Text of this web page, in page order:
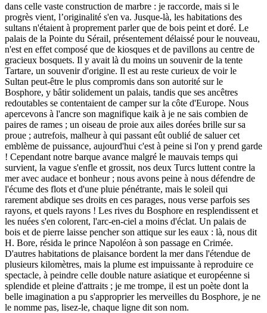
dans celle vaste construction de marbre : je raccorde, mais si le
progrès vient, l’originalité s'en va. Jusque-là, les habitations des
sultans n'étaient à proprement parler que de bois peint et doré. Le
palais de la Pointe du Sérail, présentement délaissé pour le nouveau,
n'est en effet composé que de kiosques et de pavillons au centre de
gracieux bosquets. Il y avait là du moins un souvenir de la tente
Tartare, un souvenir d'origine. Il est au reste curieux de voir le
Sultan peut-être le plus compromis dans son autorité sur le
Bosphore, y bâtir solidement un palais, tandis que ses ancêtres
redoutables se contentaient de camper sur la côte d'Europe. Nous
apercevons à l'ancre son magnifique kaik à je ne sais combien de
paires de rames ; un oiseau de proie aux ailes dorées brille sur sa
proue ; autrefois, malheur à qui passant eût oublié de saluer cet
emblème de puissance, aujourd'hui c'est à peine si l'on y prend garde
! Cependant notre barque avance malgré le mauvais temps qui
survient, la vague s'enfle et grossit, nos deux Turcs luttent contre la
mer avec audace et bonheur ; nous avons peine à nous défendre de
l'écume des flots et d'une pluie pénétrante, mais le soleil qui
rarement abdique ses droits en ces parages, nous verse parfois ses
rayons, et quels rayons ! Les rives du Bosphore en resplendissent et
les nuées s'en colorent, l'arc-en-ciel a moins d'éclat. Un palais de
bois et de pierre laisse pencher son attique sur les eaux : là, nous dit
H. Bore, résida le prince Napoléon à son passage en Crimée.
D'autres habitations de plaisance bordent la mer dans l'étendue de
plusieurs kilomètres, mais la plume est impuissante à reproduire ce
spectacle, à peindre celle double nature asiatique et européenne si
splendide et pleine d'attraits ; je me trompe, il est un poète dont la
belle imagination a pu s'approprier les merveilles du Bosphore, je ne
le nomme pas, lisez-le, chaque ligne dit son nom.